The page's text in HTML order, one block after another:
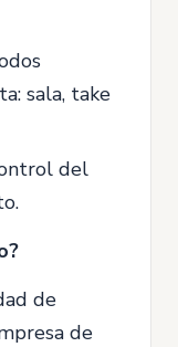
sala, take
del
de
de